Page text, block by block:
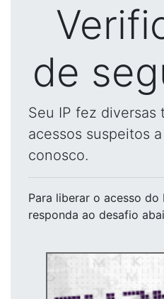
de
Seu IP fez diversas
acessos suspeitos
conosco.
Para liberar o acesso do
responda ao desafio